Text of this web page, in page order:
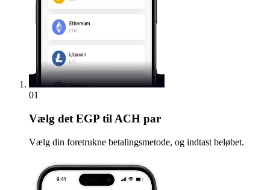
01
Vælg det EGP til ACH par
Vælg din foretrukne betalingsmetode, og indtast beløbet.